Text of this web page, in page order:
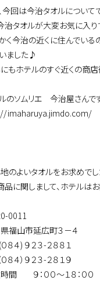
今回は今治タオルについて
治タオルが大変お気に入り
く今治の近くに住んでいる
ました♪
もホテルのすぐ近くの商店
のソムリエ 今治屋さんです
imaharuya.jimdo.com/
のよいタオルをお求めでし
品に関しまして、ホテルは
0011
福山市延広町３－４
８４) ９２３-２８８１
０８４）９２３-２８１９
間 ９：００～１８：００